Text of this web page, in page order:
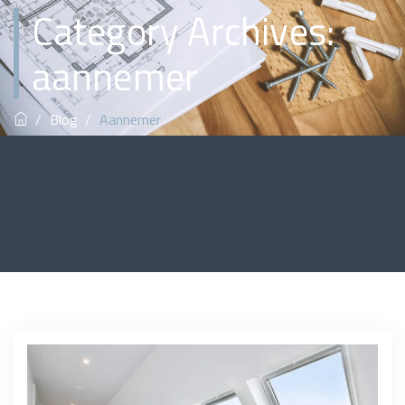
Category Archives:
aannemer
/Blog / Aannemer